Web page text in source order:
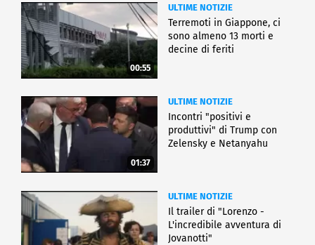
00:55
ULTIME NOTIZIE
Terremoti in Giappone, ci
sono almeno 13 morti e
decine di feriti
01:37
ULTIME NOTIZIE
Incontri "positivi e
produttivi" di Trump con
Zelensky e Netanyahu
ULTIME NOTIZIE
Il trailer di "Lorenzo -
L'incredibile avventura di
Jovanotti"